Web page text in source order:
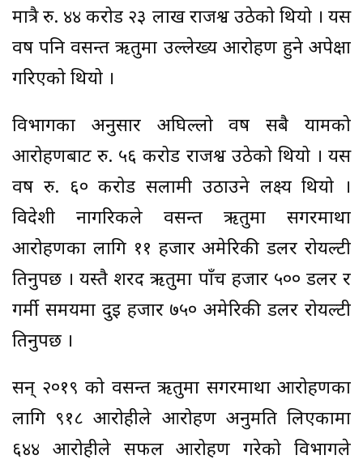
मात्रै रु. ४४ करोड २३ लाख राजश्व उठेको थियो । यस
वर्ष पनि वसन्त ऋतुमा उल्लेख्य आरोहण हुने अपेक्षा
गरिएको थियो ।
विभागका अनुसार अघिल्लो वर्ष सबै यामको
आरोहणबाट रु. ५६ करोड राजश्व उठेको थियो । यस
वर्ष रु. ६० करोड सलामी उठाउने लक्ष्य थियो ।
विदेशी नागरिकले वसन्त ऋतुमा सगरमाथा
आरोहणका लागि ११ हजार अमेरिकी डलर रोयल्टी
तिर्नुपर्छ । यस्तै शरद ऋतुमा पाँच हजार ५०० डलर र
गर्मी समयमा दुई हजार ७५० अमेरिकी डलर रोयल्टी
तिर्नुपर्छ ।
सन् २०१९ को वसन्त ऋतुमा सगरमाथा आरोहणका
लागि ९१८ आरोहीले आरोहण अनुमति लिएकामा
६४४ आरोहीले सफल आरोहण गरेको विभागले